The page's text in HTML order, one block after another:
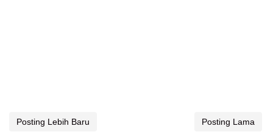
Posting Lebih Baru Posting Lama